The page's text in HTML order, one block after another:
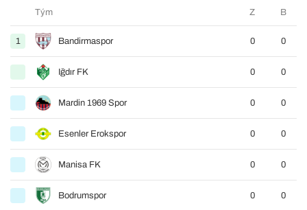
Tým Z B
1 Bandirmaspor 0 0
Iğdır FK 0 0
Mardin 1969 Spor 0 0
Esenler Erokspor 0 0
Manisa FK 0 0
Bodrumspor 0 0